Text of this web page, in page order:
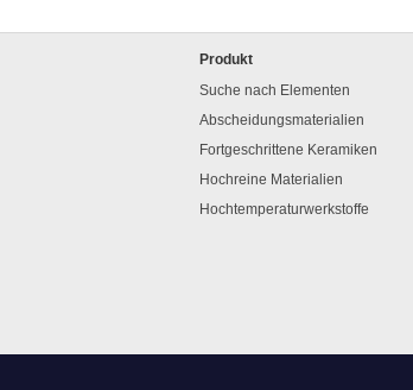
Produkt
Suche nach Elementen
Abscheidungsmaterialien
Fortgeschrittene Keramiken
Hochreine Materialien
Hochtemperaturwerkstoffe